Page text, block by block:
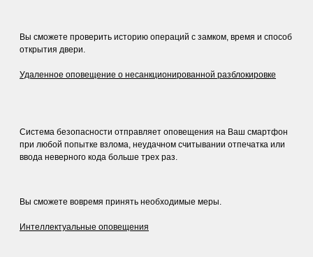
Вы сможете проверить историю операций с замком, время и способ
открытия двери.
Удаленное оповещение о несанкционированной разблокировке
Система безопасности отправляет оповещения на Ваш смартфон
при любой попытке взлома, неудачном считывании отпечатка или
ввода неверного кода больше трех раз.
Вы сможете вовремя принять необходимые меры.
Интеллектуальные оповещения